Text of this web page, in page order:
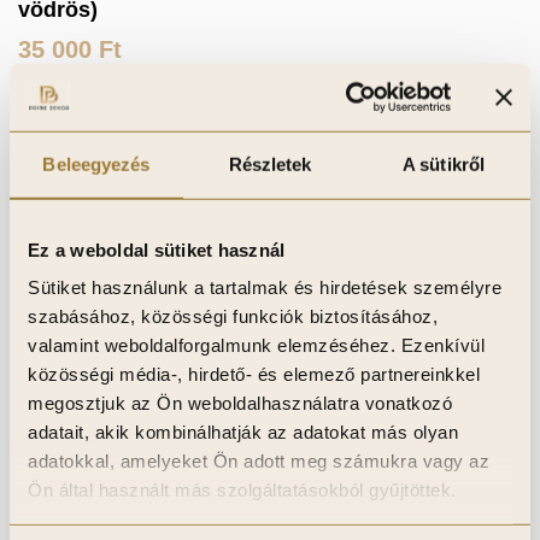
Beleegyezés Részletek A sütikről
Ez a weboldal sütiket használ
Sütiket használunk a tartalmak és hirdetések személyre
szabásához, közösségi funkciók biztosításához,
valamint weboldalforgalmunk elemzéséhez. Ezenkívül
közösségi média-, hirdető- és elemező partnereinkkel
megosztjuk az Ön weboldalhasználatra vonatkozó
adatait, akik kombinálhatják az adatokat más olyan
adatokkal, amelyeket Ön adott meg számukra vagy az
Ön által használt más szolgáltatásokból gyűjtöttek.
vödrös)
35 000 Ft
Kosárba teszem